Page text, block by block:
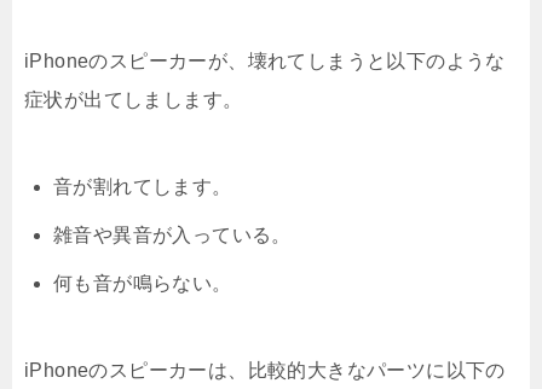
iPhoneのスピーカーが、壊れてしまうと以下のような
症状が出てしまします。
音が割れてします。
雑音や異音が入っている。
何も音が鳴らない。
iPhoneのスピーカーは、比較的大きなパーツに以下の